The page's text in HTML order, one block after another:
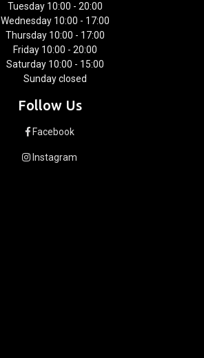
Tuesday 10:00 - 20:00
Wednesday 10:00 - 17:00
Thursday 10:00 - 17:00
Friday 10:00 - 20:00
Saturday 10:00 - 15:00
Sunday closed
Follow Us
Facebook
Instagram